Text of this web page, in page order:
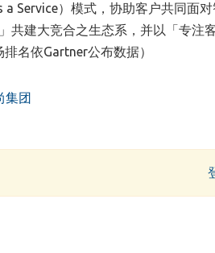
a Service） 模式，协助客户共同面对
」共建大竞合之生态系，并以「专
排名依Gartner公布数据）
集团